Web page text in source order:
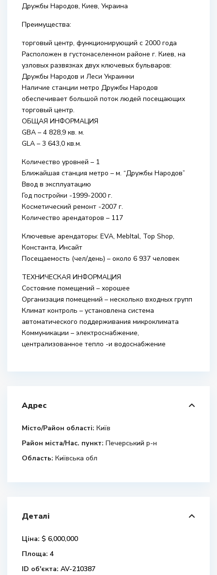
Дружбы Народов, Киев, Украина
Преимущества:
торговый центр, функционирующий с 2000 года
Расположен в густонаселенном районе г. Киев, на
узловых развязках двух ключевых бульваров:
Дружбы Народов и Леси Украинки
Наличие станции метро Дружбы Народов
обеспечивает большой поток людей посещающих
торговый центр.
ОБЩАЯ ИНФОРМАЦИЯ
GBA – 4 828,9 кв. м.
GLA – 3 643,0 кв.м.
Количество уровней – 1
Ближайшая станция метро – м. “Дружбы Народов”
Ввод в эксплуатацию
Год постройки -1999-2000 г.
Косметический ремонт -2007 г.
Количество арендаторов – 117
Ключевые арендаторы: EVA, MebItal, Top Shop,
Константа, Инсайт
Посещаемость (чел/день) – около 6 937 человек
ТЕХНИЧЕСКАЯ ИНФОРМАЦИЯ
Состояние помещений – хорошее
Организация помещений – несколько входных групп
Климат контроль – установлена система
автоматического поддерживания микроклимата
Коммуникации – электроснабжение,
централизованное тепло -и водоснабжение
Адрес
Місто/Район області: Київ
Район міста/Нас. пункт: Печерський р-н
Область: Київська обл
Деталі
Ціна: $ 6,000,000
Площа: 4
ID об'єкта: AV-210387